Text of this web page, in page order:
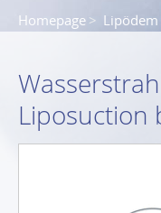
Homepage Lipödem
Liposuction